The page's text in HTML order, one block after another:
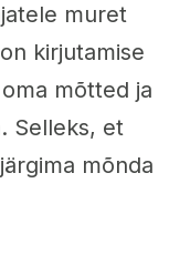
muret
kirjutamise
mõtted ja
Selleks, et
mõnda